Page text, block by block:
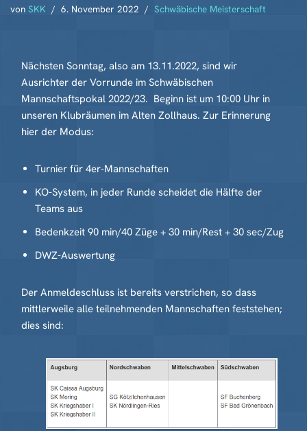
von SKK 6. November 2022 Schwäbische Meisterschaft
Nächsten Sonntag, also am 13.11.2022, sind wir
Ausrichter der Vorrunde im Schwäbischen
Mannschaftspokal 2022/23. Beginn ist um 10:00 Uhr in
unseren Klubräumen im Alten Zollhaus. Zur Erinnerung
hier der Modus:
Turnier für 4er-Mannschaften
KO-System, in jeder Runde scheidet die Hälfte der
Teams aus
Bedenkzeit 90 min/40 Züge + 30 min/Rest + 30 sec/Zug
DWZ-Auswertung
Der Anmeldeschluss ist bereits verstrichen, so dass
mittlerweile alle teilnehmenden Mannschaften feststehen;
dies sind: